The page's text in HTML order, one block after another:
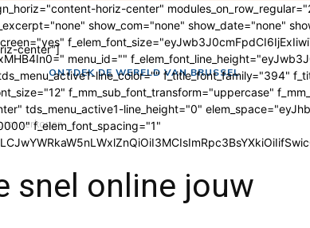
horiz-center"
show_com="none" show_date="none"
menu_id=""
line_color="" f_title_font_family="394"
f_mm_sub_font_transform="uppercase"
tds_menu_active1-line_height="0"
f_elem_font_spacing="1"
center"]
ONTDEK DE WERELD VAN BRUSSEL
verkopen
snel online jouw